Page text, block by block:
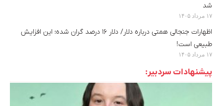
شد
۱۷ مرداد ۱۴۰۵
اظهارات جنجالی همتی درباره دلار/ دلار ۱۶ درصد گران شده؛ این افزایش
طبیعی است!
۱۷ مرداد ۱۴۰۵
پیشنهادات سردبیر: